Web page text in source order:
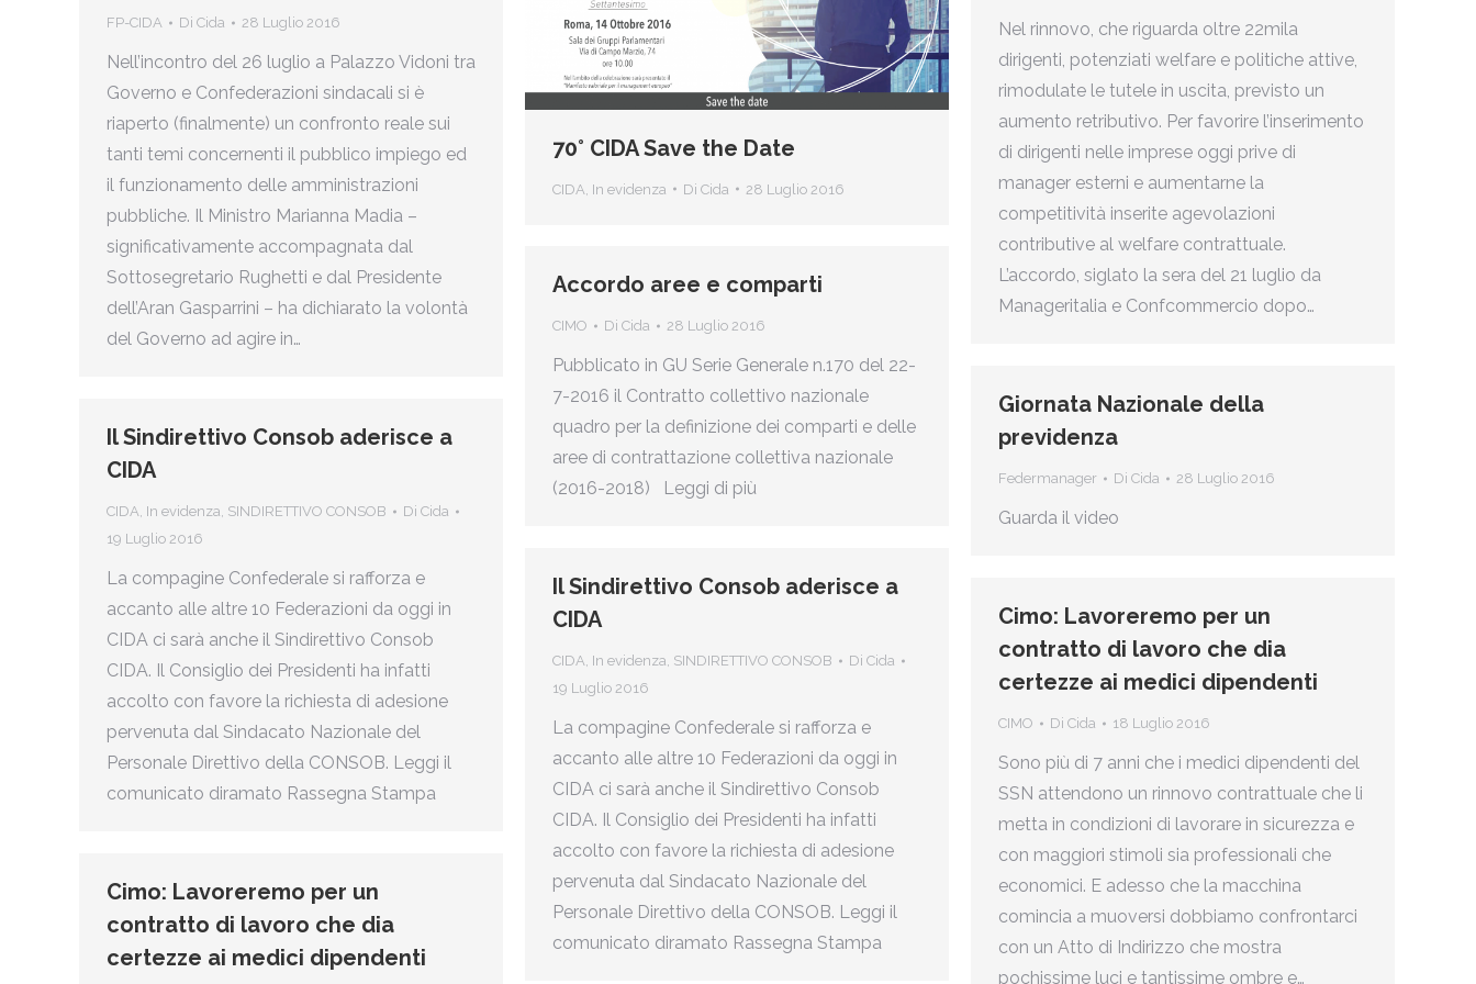
FP-CIDA Di Cida 28 Luglio 2016
Nell’incontro del 26 luglio a Palazzo Vidoni tra
Governo e Confederazioni sindacali si è
riaperto (finalmente) un confronto reale sui
tanti temi concernenti il pubblico impiego ed
il funzionamento delle amministrazioni
pubbliche. Il Ministro Marianna Madia –
significativamente accompagnata dal
Sottosegretario Rughetti e dal Presidente
dell’Aran Gasparrini – ha dichiarato la volontà
del Governo ad agire in…
70° CIDA Save the Date
CIDA In evidenza Di Cida 28 Luglio 2016
Nel rinnovo, che riguarda oltre 22mila
dirigenti, potenziati welfare e politiche attive,
rimodulate le tutele in uscita, previsto un
aumento retributivo. Per favorire l’inserimento
di dirigenti nelle imprese oggi prive di
manager esterni e aumentarne la
competitività inserite agevolazioni
contributive al welfare contrattuale.
L’accordo, siglato la sera del 21 luglio da
Manageritalia e Confcommercio dopo…
Accordo aree e comparti
CIMO Di Cida 28 Luglio 2016
Pubblicato in GU Serie Generale n.170 del 22-
7-2016 il Contratto collettivo nazionale
quadro per la definizione dei comparti e delle
aree di contrattazione collettiva nazionale
(2016-2018) Leggi di più
Giornata Nazionale della
previdenza
Federmanager Di Cida 28 Luglio 2016
Guarda il video
Il Sindirettivo Consob aderisce a
CIDA
CIDA, In evidenza, SINDIRETTIVO CONSOB Di Cida
19 Luglio 2016
La compagine Confederale si rafforza e
accanto alle altre 10 Federazioni da oggi in
CIDA ci sarà anche il Sindirettivo Consob
CIDA. Il Consiglio dei Presidenti ha infatti
accolto con favore la richiesta di adesione
pervenuta dal Sindacato Nazionale del
Personale Direttivo della CONSOB. Leggi il
comunicato diramato Rassegna Stampa
Il Sindirettivo Consob aderisce a
CIDA
CIDA, In evidenza, SINDIRETTIVO CONSOB Di Cida
19 Luglio 2016
La compagine Confederale si rafforza e
accanto alle altre 10 Federazioni da oggi in
CIDA ci sarà anche il Sindirettivo Consob
CIDA. Il Consiglio dei Presidenti ha infatti
accolto con favore la richiesta di adesione
pervenuta dal Sindacato Nazionale del
Personale Direttivo della CONSOB. Leggi il
comunicato diramato Rassegna Stampa
Cimo: Lavoreremo per un
contratto di lavoro che dia
certezze ai medici dipendenti
CIMO Di Cida 18 Luglio 2016
Sono più di 7 anni che i medici dipendenti del
SSN attendono un rinnovo contrattuale che li
metta in condizioni di lavorare in sicurezza e
con maggiori stimoli sia professionali che
economici. E adesso che la macchina
comincia a muoversi dobbiamo confrontarci
con un Atto di Indirizzo che mostra
pochissime luci e tantissime ombre e…
Cimo: Lavoreremo per un
contratto di lavoro che dia
certezze ai medici dipendenti